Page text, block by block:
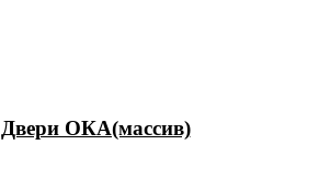
Двери ОКА(массив)